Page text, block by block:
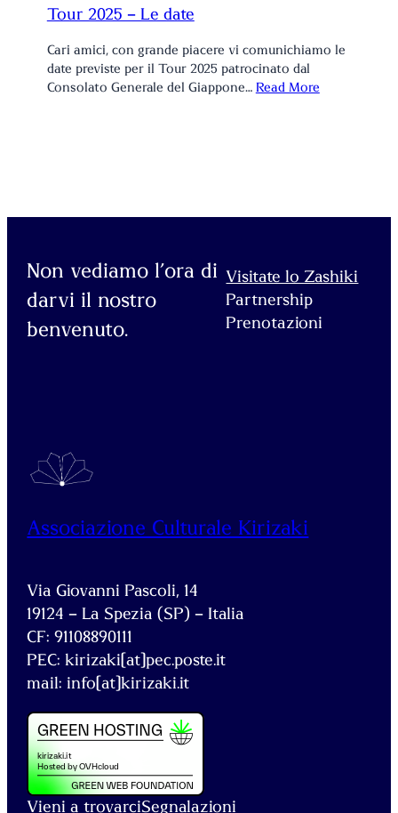
Tour 2025 – Le date
Cari amici, con grande piacere vi comunichiamo le
date previste per il Tour 2025 patrocinato dal
Consolato Generale del Giappone… Read More
Non vediamo l’ora di
darvi il nostro
benvenuto.
Visitate lo Zashiki
Partnership
Prenotazioni
Associazione Culturale Kirizaki
Via Giovanni Pascoli, 14
19124 – La Spezia (SP) – Italia
CF: 91108890111
PEC: kirizaki[at]pec.poste.it
mail: info[at]kirizaki.it
Vieni a trovarciSegnalazioni